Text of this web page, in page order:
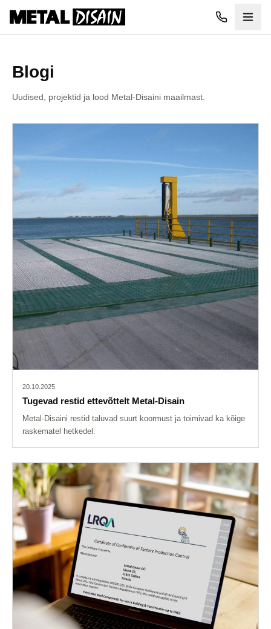
Blogi
Uudised, projektid ja lood Metal-Disaini maailmast.
20.10.2025
Tugevad restid ettevõttelt Metal-Disain
Metal-Disaini restid taluvad suurt koormust ja toimivad ka kõige
raskematel hetkedel.